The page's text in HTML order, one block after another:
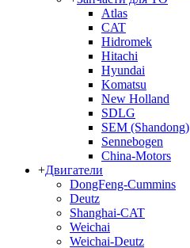
Atlas
CAT
Hidromek
Hitachi
Hyundai
Komatsu
New Holland
SDLG
SEM (Shandong)
Sennebogen
China-Motors
+Двигатели
DongFeng-Cummins
Deutz
Shanghai-CAT
Weichai
Weichai-Deutz